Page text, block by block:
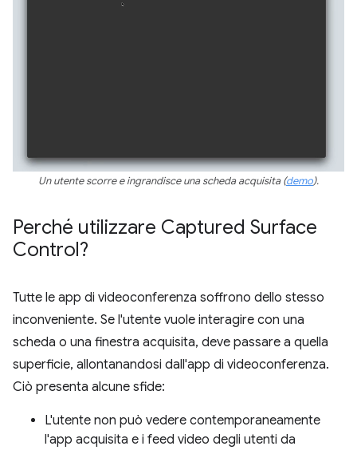
Un utente scorre e ingrandisce una scheda acquisita (demo).
Perché utilizzare Captured Surface
Control?
Tutte le app di videoconferenza soffrono dello stesso
inconveniente. Se l'utente vuole interagire con una
scheda o una finestra acquisita, deve passare a quella
superficie, allontanandosi dall'app di videoconferenza.
Ciò presenta alcune sfide:
L'utente non può vedere contemporaneamente
l'app acquisita e i feed video degli utenti da